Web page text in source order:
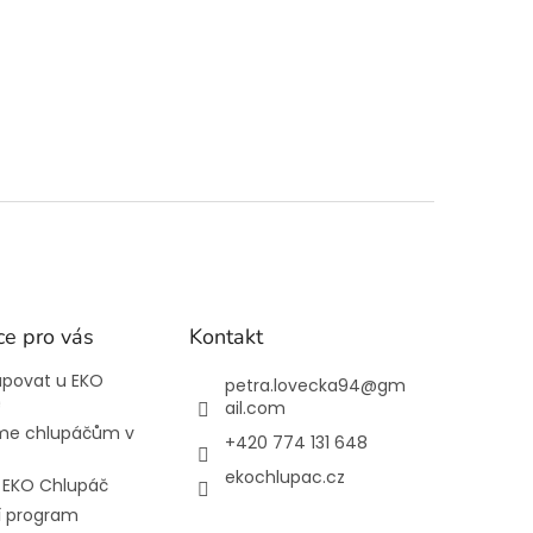
pro vás
u EKO
chlupáčům v
Chlupáč
program
Kontakt
petra.lovecka94@gm
ail.com
+420 774 131 648
ekochlupac.cz